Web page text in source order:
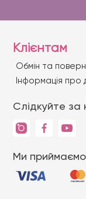
Клієнтам
Обмін та
Iнформація про
Слідкуйте за
Ми приймаємо